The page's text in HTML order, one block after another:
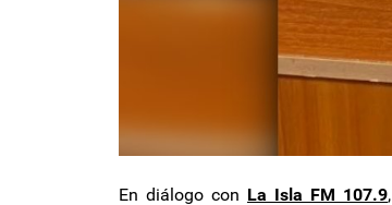
En diálogo con La Isla FM 107.9,